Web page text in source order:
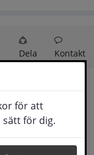
för att
sätt för dig.
Dela Kontakt